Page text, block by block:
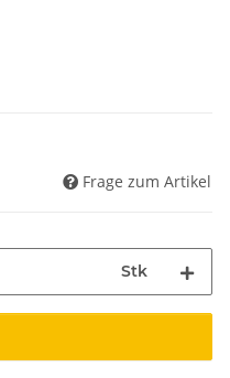
Frage zum Artikel
Stk